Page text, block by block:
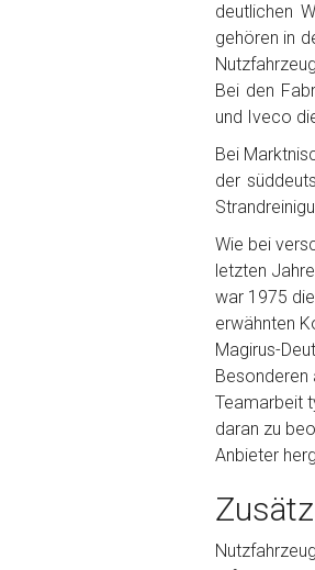
deutlichen
gehören in
Bei den
und Iveco
Bei
der
Wie bei
letzten
war 1975
erwähnten
Magirus-
Besonderen
Teamarbeit
daran zu
Anbieter